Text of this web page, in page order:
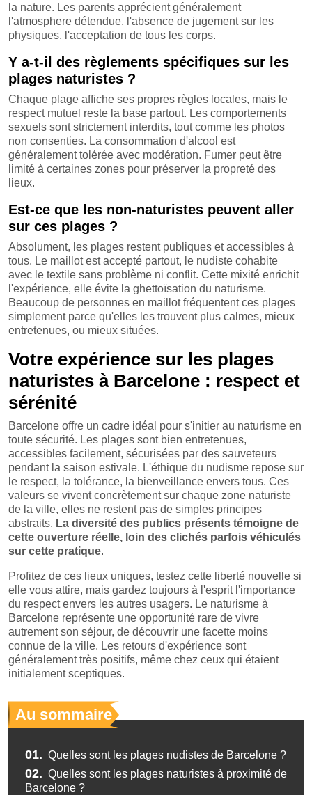
la nature. Les parents apprécient généralement
l'atmosphere détendue, l'absence de jugement sur les
physiques, l'acceptation de tous les corps.
Y a-t-il des règlements spécifiques sur les
plages naturistes ?
Chaque plage affiche ses propres règles locales, mais le
respect mutuel reste la base partout. Les comportements
sexuels sont strictement interdits, tout comme les photos
non consenties. La consommation d'alcool est
généralement tolérée avec modération. Fumer peut être
limité à certaines zones pour préserver la propreté des
lieux.
Est-ce que les non-naturistes peuvent aller
sur ces plages ?
Absolument, les plages restent publiques et accessibles à
tous. Le maillot est accepté partout, le nudiste cohabite
avec le textile sans problème ni conflit. Cette mixité enrichit
l'expérience, elle évite la ghettoïsation du naturisme.
Beaucoup de personnes en maillot fréquentent ces plages
simplement parce qu'elles les trouvent plus calmes, mieux
entretenues, ou mieux situées.
Votre expérience sur les plages
naturistes à Barcelone : respect et
sérénité
Barcelone offre un cadre idéal pour s'initier au naturisme en
toute sécurité. Les plages sont bien entretenues,
accessibles facilement, sécurisées par des sauveteurs
pendant la saison estivale. L'éthique du nudisme repose sur
le respect, la tolérance, la bienveillance envers tous. Ces
valeurs se vivent concrètement sur chaque zone naturiste
de la ville, elles ne restent pas de simples principes
abstraits. La diversité des publics présents témoigne de
cette ouverture réelle, loin des clichés parfois véhiculés
sur cette pratique.
Profitez de ces lieux uniques, testez cette liberté nouvelle si
elle vous attire, mais gardez toujours à l'esprit l'importance
du respect envers les autres usagers. Le naturisme à
Barcelone représente une opportunité rare de vivre
autrement son séjour, de découvrir une facette moins
connue de la ville. Les retours d'expérience sont
généralement très positifs, même chez ceux qui étaient
initialement sceptiques.
Au sommaire
01. Quelles sont les plages nudistes de Barcelone ?
02. Quelles sont les plages naturistes à proximité de
Barcelone ?